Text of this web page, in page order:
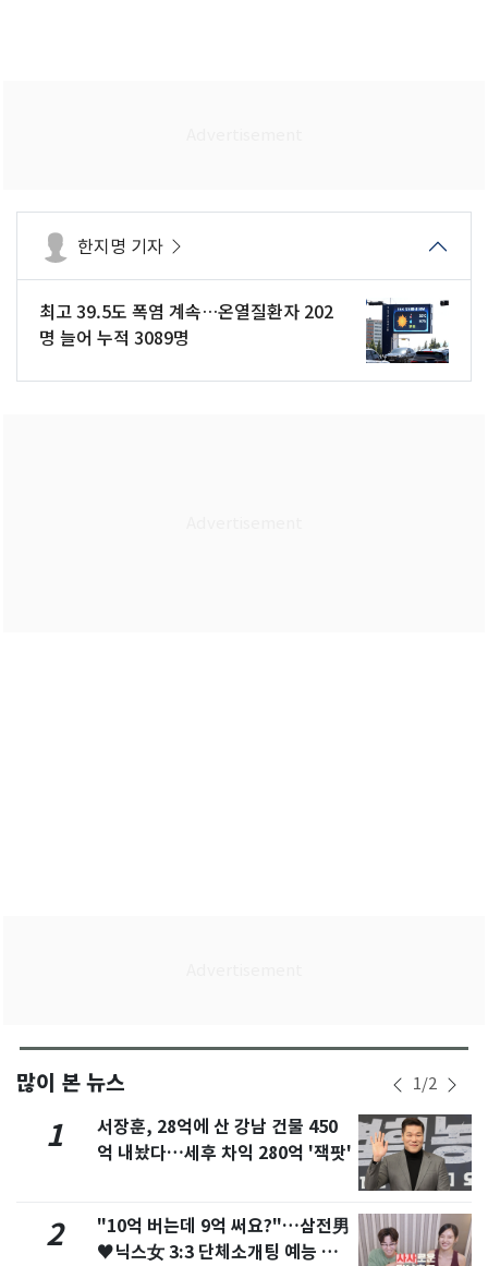
한지명 기자
최고 39.5도 폭염 계속…온열질환자 202
명 늘어 누적 3089명
많이 본 뉴스 1/2
1
서장훈, 28억에 산 강남 건물 450
억 내놨다…세후 차익 280억 '잭팟'
2
"10억 버는데 9억 써요?"…삼전男
♥닉스女 3:3 단체소개팅 예능 화